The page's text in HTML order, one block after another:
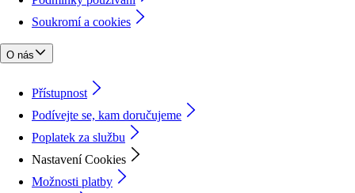
Soukromí a cookies
O nás
Přístupnost
Podívejte se, kam doručujeme
Poplatek za službu
Nastavení Cookies
Možnosti platby